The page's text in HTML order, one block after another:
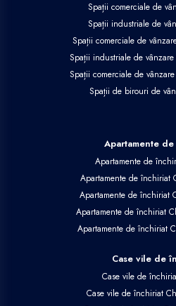
Spații comerciale de
Spații industriale de
Spații comerciale de
Spații industriale de
Spații comerciale de
Spații de birouri de
Apartamente
Apartamente de
Apartamente de închiriat
Apartamente de închiriat
Apartamente de închiriat
Apartamente de închiriat
Case vile de
Case vile de
Case vile de închiriat